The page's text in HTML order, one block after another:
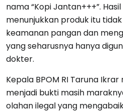
nama “Kopi Jantan+++”.
menunjukkan produk itu
keamanan pangan dan
yang seharusnya hanya
dokter.
Kepala BPOM RI Taruna
menjadi bukti masih
olahan ilegal yang